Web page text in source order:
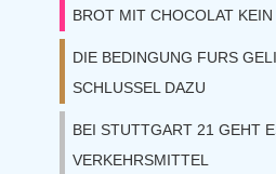
BROT MIT CHOCOLAT
DIE BEDINGUNG FURS
SCHLUSSEL DAZU
BEI STUTTGART 21 GEHT
VERKEHRSMITTEL